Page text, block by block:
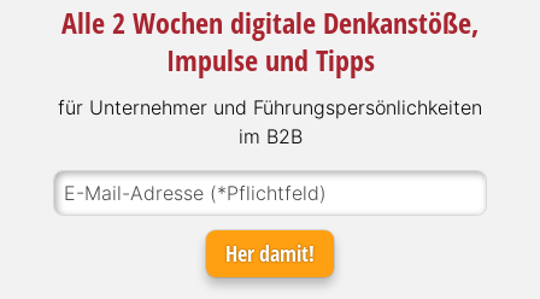
Alle 2 Wochen digitale Denkanstöße,
Impulse und Tipps
für Unter­neh­mer und Füh­rungs­per­sön­lich­kei­ten
im B2B
Her damit!